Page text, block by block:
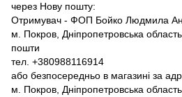
через Нову пошту:
Отримувач - ФОП Бойко Людмила
м. Покров, Дніпропетровська
пошти
тел. +380988116914
або безпосередньо в магазині за
м. Покров, Дніпропетровська